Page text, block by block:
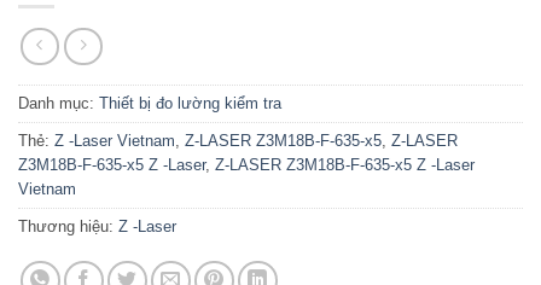
Danh mục: Thiết bị đo lường kiểm tra
Thẻ: Z -Laser Vietnam, Z-LASER Z3M18B-F-635-x5, Z-LASER
Z3M18B-F-635-x5 Z -Laser, Z-LASER Z3M18B-F-635-x5 Z -Laser
Vietnam
Thương hiệu: Z -Laser